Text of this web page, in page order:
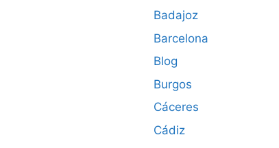
Badajoz
Barcelona
Blog
Burgos
Cáceres
Cádiz